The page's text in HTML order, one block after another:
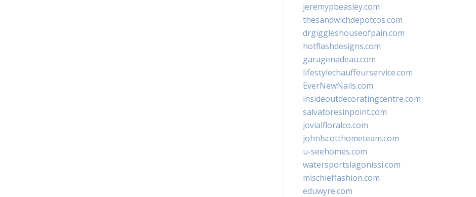
jeremypbeasley.com
thesandwichdepotcos.com
drgiggleshouseofpain.com
hotflashdesigns.com
garagenadeau.com
lifestylechauffeurservice.com
EverNewNails.com
insideoutdecoratingcentre.com
salvatoresinpoint.com
jovialfloralco.com
johnlscotthometeam.com
u-seehomes.com
watersportslagonissi.com
mischieffashion.com
eduwyre.com